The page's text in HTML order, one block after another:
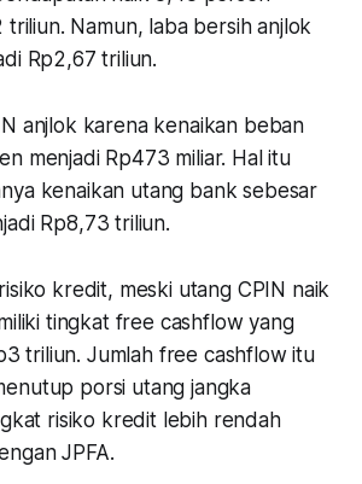
triliun. Namun, laba bersih anjlok
Rp2,67 triliun.
anjlok karena kenaikan beban
menjadi Rp473 miliar. Hal itu
kenaikan utang bank sebesar
Rp8,73 triliun.
kredit, meski utang CPIN naik
tingkat free cashflow yang
triliun. Jumlah free cashflow itu
porsi utang jangka
risiko kredit lebih rendah
JPFA.